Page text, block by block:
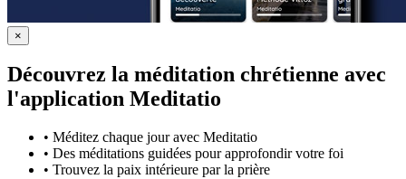
×
Découvrez la méditation chrétienne avec
l'application Meditatio
• Méditez chaque jour avec Meditatio
• Des méditations guidées pour approfondir votre foi
• Trouvez la paix intérieure par la prière